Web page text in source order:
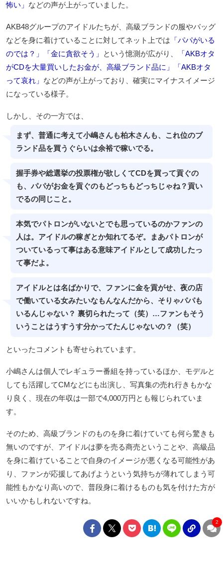
怖い」 などの声が上がっていました。
AKB48グループのアイドルたちが、高級ブランドの服やバッグ
などを身に着けていることに対してネット上では 「パパがいる
のでは？」「金に貪欲そう」
という憶測が広がり、
「AKBオタ
がCDを大量買いしたお金が、高級ブランド品に」「AKBオタ
って哀れ」 などの声が上がっており、確実にマイナスイメージ
になっている様子。
しかし、その一方では、
まず、普通に考えて小嶋さんも柏木さんも、これ位のブ
ランド品を買うぐらいは余裕で稼いでる。
握手券や総選挙の投票権が欲しくてCDを買って貢ぐの
も、パパがお金を貢ぐのもどっちもどっちじゃね？貢い
でるの同じこと。
本気でパトロンがいないとでも思っているのかファンの
人は。アイドルの稼ぎとか知れてるぞ。まあパトロンが
ついているって事はある意味アイドルとして成功したっ
て事だよ。
アイドルとは名ばかりで、ファンに金を貢がせ、夜の店
で働いている女みたいなもんなんだから、そりゃパパも
いるんじゃない？ 裏切られたって（笑）…ファンもそう
いうことはうすうす分かってたんじゃないの？（笑）
といったコメントも寄せられています。
小嶋さんは個人でレギュラー番組を持っているほか、モデルと
しても活躍してCMなどにも出演し、写真集の売れ行きもかな
り良く、現在の年収は一部で4,000万円とも報じられていま
す。
そのため、高級ブランドのものを身に着けていても何ら驚きも
無いのですが、アイドルは夢を売る商売ということや、高級品
を身に着けていることで自身のイメージが悪くなる可能性があ
り、ファンが応援してあげようという気持ちが薄れてしまう可
能性もかなり高いので、普段身に着けるものも気を付けた方が
いいかもしれないですね。
2